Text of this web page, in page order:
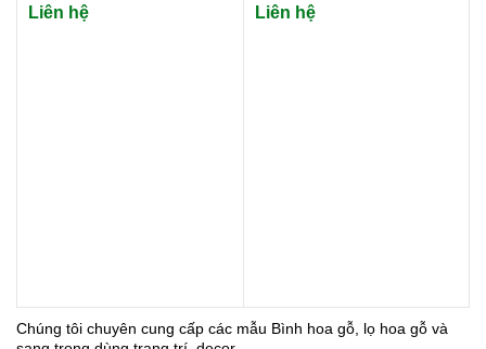
Liên hệ Liên hệ
Chúng tôi chuyên cung cấp các mẫu Bình hoa gỗ, lọ hoa gỗ và